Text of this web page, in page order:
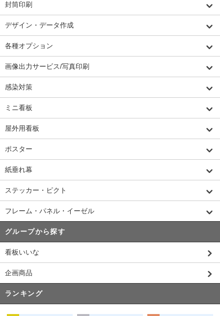
封筒印刷
デザイン・データ作成
各種オプション
画像出力サービス/写真印刷
感染対策
ミニ看板
屋外用看板
ポスター
紙垂れ幕
ステッカー・ピクト
フレーム・パネル・イーゼル
グループから探す
看板いいな
企画商品
ランキング